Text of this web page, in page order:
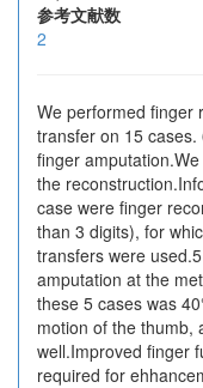
参考文献数
2
We performed finger
transfer on 15
finger
the
case were finger
than 3 digits), for
transfers were
amputation at the
these 5 cases was
motion of the thumb,
well.Improved finger
required for